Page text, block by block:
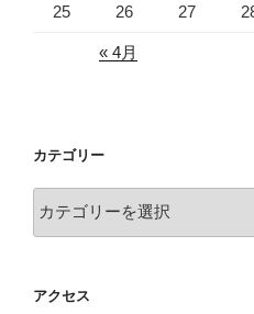
25 26 27
« 4月
カテゴリー
テ
ー
アクセス